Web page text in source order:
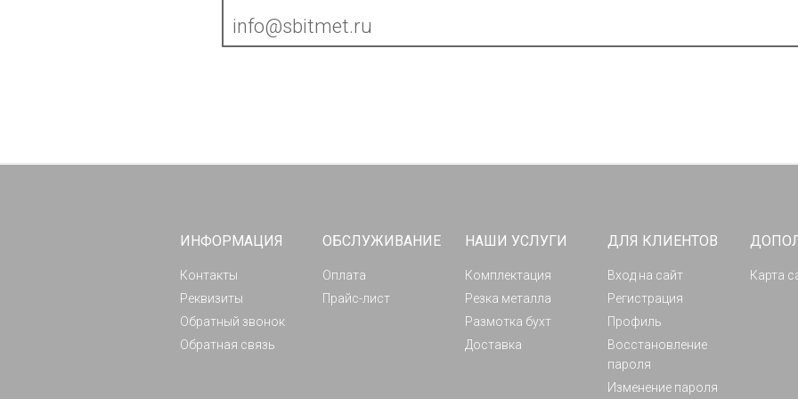
info@sbitmet.ru
ИНФОРМАЦИЯ
Контакты
Реквизиты
Обратный звонок
Обратная связь
ОБСЛУЖИВАНИЕ
Оплата
Прайс-лист
НАШИ УСЛУГИ
Комплектация
Резка металла
Размотка бухт
Доставка
ДЛЯ КЛИЕНТОВ
Вход на сайт
Регистрация
Профиль
Восстановление
пароля
Изменение пароля
Карта